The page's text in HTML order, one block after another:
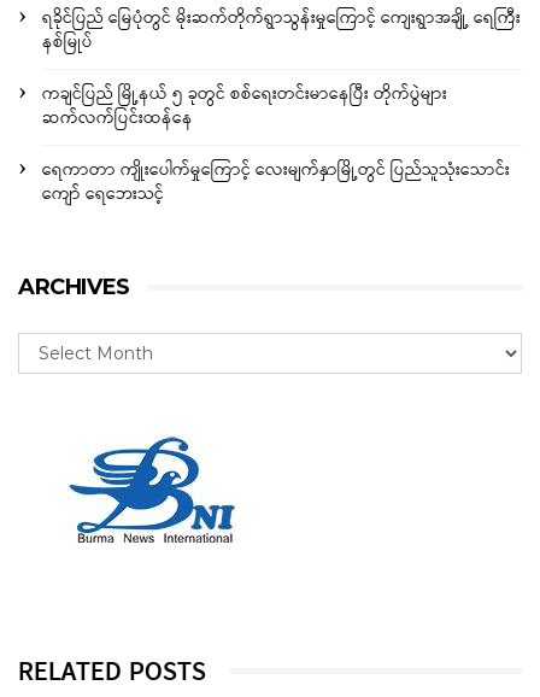
ရခိုင်ပြည် မြေပုံတွင် မိုးဆက်တိုက်ရွာသွန်းမှုကြောင့် ကျေးရွာအချို့ ရေကြီး
နစ်မြုပ်
ကချင်ပြည် မြို့နယ် ၅ ခုတွင် စစ်ရေးတင်းမာနေပြီး တိုက်ပွဲများ
ဆက်လက်ပြင်းထန်နေ
ရေကာတာ ကျိုးပေါက်မှုကြောင့် လေးမျက်နှာမြို့တွင် ပြည်သူသုံးသောင်း
ကျော် ရေဘေးသင့်
ARCHIVES
RELATED POSTS